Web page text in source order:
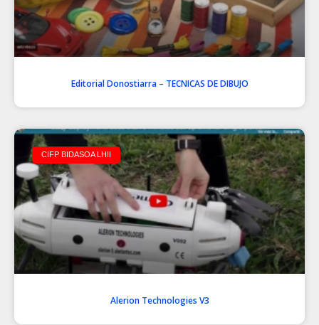
Editorial Donostiarra – TECNICAS DE DIBUJO
CIFP BIDASOA LHII
Alerion Technologies V3